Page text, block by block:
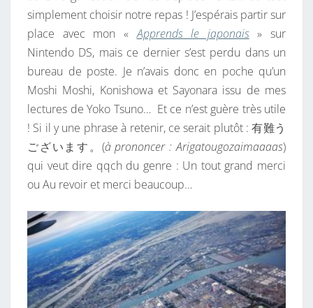
simplement choisir notre repas ! J’espérais partir sur
place avec mon «Apprends le japonais» sur
Nintendo DS, mais ce dernier s’est perdu dans un
bureau de poste. Je n’avais donc en poche qu’un
Moshi Moshi, Konishowa et Sayonara issu de mes
lectures de Yoko Tsuno… Et ce n’est guère très utile
! Si il y une phrase à retenir, ce serait plutôt :有難う
ございます。(à prononcer :Arigatougozaimaaaas)
qui veut dire qqch du genre : Un tout grand merci
ou Au revoir et merci beaucoup…